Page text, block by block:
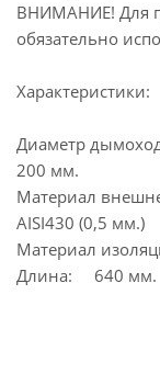
ВНИМАНИЕ! Для
обязательно
Характеристики:
Диаметр
200 мм.
Материал
AISI430 (0,5 мм.)
Материал
Длина: 640 мм.